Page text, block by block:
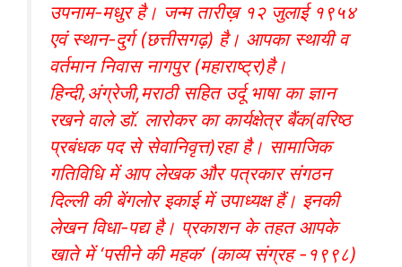
उपनाम-मधुर है। जन्म तारीख़ १२ जुलाई १९५४
एवं स्थान-दुर्ग (छत्तीसगढ़) है। आपका स्थायी व
वर्तमान निवास नागपुर (महाराष्ट्र)है।
हिन्दी,अंग्रेजी,मराठी सहित उर्दू भाषा का ज्ञान
रखने वाले डाॅ. लारोकर का कार्यक्षेत्र बैंक(वरिष्ठ
प्रबंधक पद से सेवानिवृत्त)रहा है। सामाजिक
गतिविधि में आप लेखक और पत्रकार संगठन
दिल्ली की बेंगलोर इकाई में उपाध्यक्ष हैं। इनकी
लेखन विधा-पद्य है। प्रकाशन के तहत आपके
खाते में ‘पसीने की महक’ (काव्य संग्रह -१९९८)